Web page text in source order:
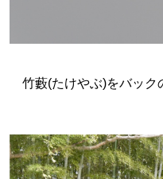
竹藪(たけやぶ)をバック